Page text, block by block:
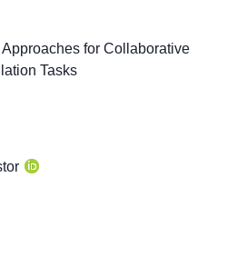
for Collaborative
Tasks